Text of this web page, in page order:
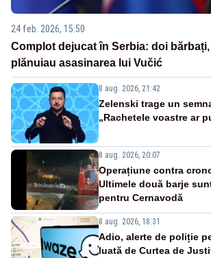
24 feb. 2026, 15:50
Complot dejucat în Serbia: doi
plănuiau asasinarea lui Vučić
8 aug. 2026, 21:42
Zelenski trage un
„Rachetele voastre ar
8 aug. 2026, 20:07
Operațiune contra
Ultimele două barje
pentru Cernavodă
8 aug. 2026, 18:31
Adio, alerte de poliție
luată de Curtea de